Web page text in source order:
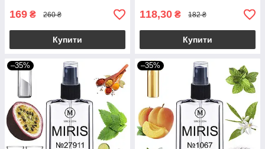
169 ₴ 260 ₴
Купити
118,30 ₴ 182 ₴
Купити
–35% –35%